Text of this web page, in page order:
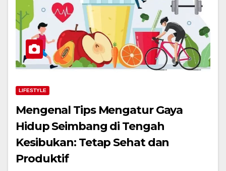
LIFESTYLE
Mengenal Tips Mengatur Gaya
Hidup Seimbang di Tengah
Kesibukan: Tetap Sehat dan
Produktif